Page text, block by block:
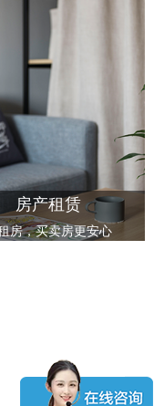
房产租赁
房，买卖房更安心